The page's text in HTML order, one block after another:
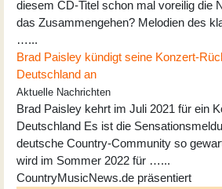
diesem CD-Titel schon mal voreilig die
das Zusammengehen? Melodien des
…...
Brad Paisley kündigt seine Konzert-
Deutschland an
Aktuelle Nachrichten
Brad Paisley kehrt im Juli 2021 für ein
Deutschland Es ist die
deutsche Country-Community so
wird im Sommer 2022 für …...
CountryMusicNews.de präsentiert